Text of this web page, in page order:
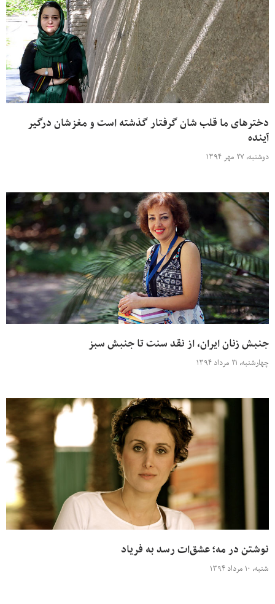
دخترهای ما قلب شان گرفتار گذشته است و مغزشان درگیر
آینده
دوشنبه، ۲۷ مهر ۱۳۹۴
جنبش زنان ایران، از نقد سنت تا جنبش سبز
چهارشنبه، ۲۱ مرداد ۱۳۹۴
نوشتن در مه؛ عشق‌ات رسد به فریاد
شنبه، ۱۰ مرداد ۱۳۹۴